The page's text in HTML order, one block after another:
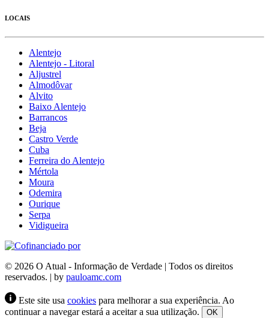
LOCAIS
Alentejo
Alentejo - Litoral
Aljustrel
Almodôvar
Alvito
Baixo Alentejo
Barrancos
Beja
Castro Verde
Cuba
Ferreira do Alentejo
Mértola
Moura
Odemira
Ourique
Serpa
Vidigueira
© 2026 O Atual - Informação de Verdade | Todos os direitos
reservados. | by pauloamc.com
Este site usa cookies para melhorar a sua experiência. Ao
continuar a navegar estará a aceitar a sua utilização.
OK